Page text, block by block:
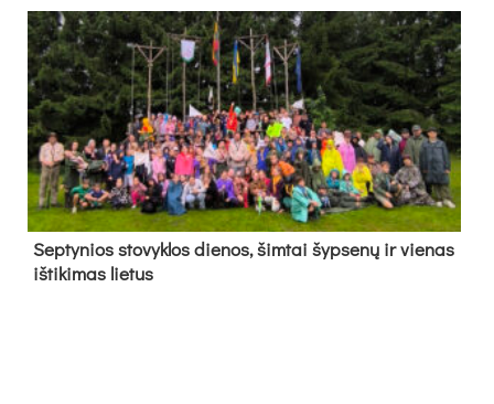
Sep­ty­nios sto­vyk­los die­nos, šim­tai šyp­se­nų ir vie­nas
iš­ti­ki­mas lie­tus